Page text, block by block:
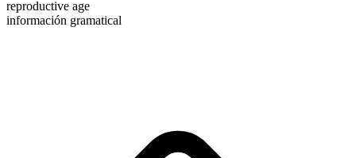
reproductive age
información gramatical